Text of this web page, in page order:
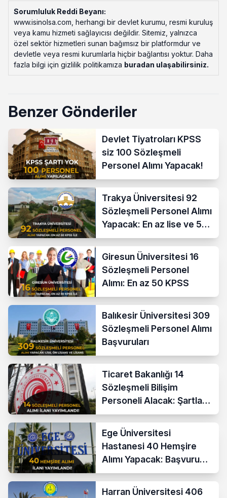
Sorumluluk Reddi Beyanı:
www.isinolsa.com, herhangi bir devlet kurumu, resmi kuruluş
veya kamu hizmeti sağlayıcısı değildir. Sitemiz, yalnızca
özel sektör hizmetleri sunan bağımsız bir platformdur ve
devletle veya resmi kurumlarla hiçbir bağlantısı yoktur. Daha
fazla bilgi için gizlilik politikamıza buradan ulaşabilirsiniz.
Benzer Gönderiler
Devlet Tiyatroları KPSS
siz 100 Sözleşmeli
Personel Alımı Yapacak!
Trakya Üniversitesi 92
Sözleşmeli Personel Alımı
Yapacak: En az lise ve 50
KPSS İle
Giresun Üniversitesi 16
Sözleşmeli Personel
Alımı: En az 50 KPSS
Balıkesir Üniversitesi 309
Sözleşmeli Personel Alımı
Başvuruları
Ticaret Bakanlığı 14
Sözleşmeli Bilişim
Personeli Alacak: Şartlar
ve Ücretler
Ege Üniversitesi
Hastanesi 40 Hemşire
Alımı Yapacak: Başvuru
Şartları ve KPSS Puanı
Harran Üniversitesi 406